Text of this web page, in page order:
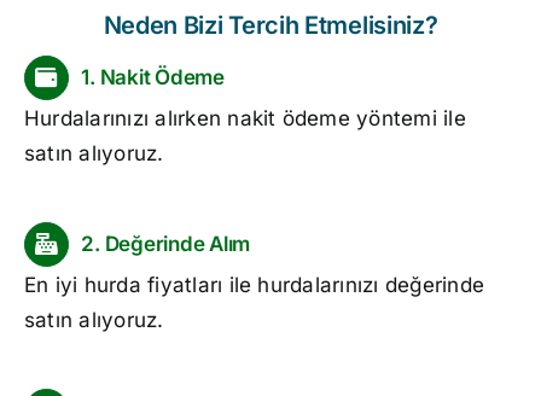
Neden Bizi Tercih Etmelisiniz?
1. Nakit Ödeme
Hurdalarınızı alırken nakit ödeme yöntemi ile
satın alıyoruz.
2. Değerinde Alım
En iyi hurda fiyatları ile hurdalarınızı değerinde
satın alıyoruz.